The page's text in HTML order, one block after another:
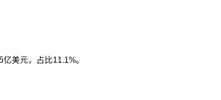
美元，占比11.1%。